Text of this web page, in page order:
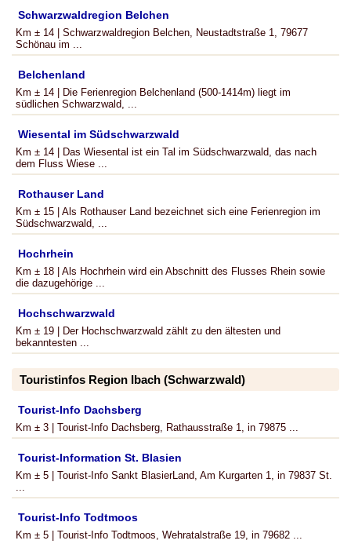
Schwarzwaldregion Belchen
Km ± 14 | Schwarzwaldregion Belchen, Neustadtstraße 1, 79677
Schönau im ...
Belchenland
Km ± 14 | Die Ferienregion Belchenland (500-1414m) liegt im
südlichen Schwarzwald, ...
Wiesental im Südschwarzwald
Km ± 14 | Das Wiesental ist ein Tal im Südschwarzwald, das nach
dem Fluss Wiese ...
Rothauser Land
Km ± 15 | Als Rothauser Land bezeichnet sich eine Ferienregion im
Südschwarzwald, ...
Hochrhein
Km ± 18 | Als Hochrhein wird ein Abschnitt des Flusses Rhein sowie
die dazugehörige ...
Hochschwarzwald
Km ± 19 | Der Hochschwarzwald zählt zu den ältesten und
bekanntesten ...
Touristinfos Region Ibach (Schwarzwald)
Tourist-Info Dachsberg
Km ± 3 | Tourist-Info Dachsberg, Rathausstraße 1, in 79875 ...
Tourist-Information St. Blasien
Km ± 5 | Tourist-Info Sankt BlasierLand, Am Kurgarten 1, in 79837 St.
...
Tourist-Info Todtmoos
Km ± 5 | Tourist-Info Todtmoos, Wehratalstraße 19, in 79682 ...